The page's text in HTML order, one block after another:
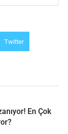
Twitter
En Çok